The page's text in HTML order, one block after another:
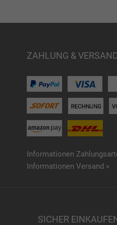
ZAHLUNG &
Informationen
Informationen Versand »
SICHER